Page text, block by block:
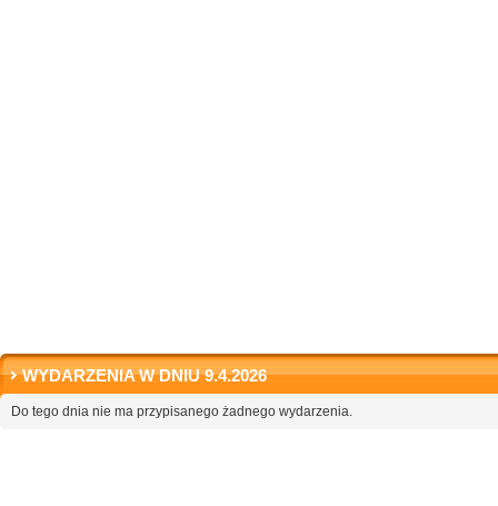
WYDARZENIA W DNIU 9.4.2026
Do tego dnia nie ma przypisanego żadnego wydarzenia.